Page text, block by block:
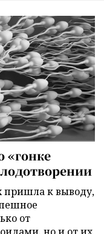
«гонке
пришла к выводу,
от